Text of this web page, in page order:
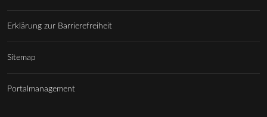
Erklärung zur Barrierefreiheit
Sitemap
Portalmanagement